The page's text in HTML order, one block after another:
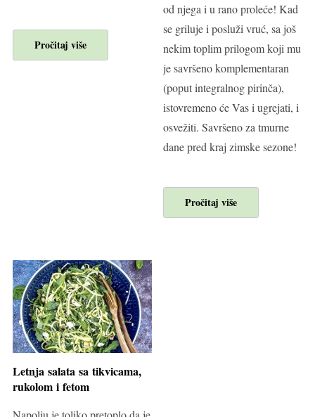
Pročitaj više
od njega i u rano proleće! Kad
se griluje i posluži vruć, sa još
nekim toplim prilogom koji mu
je savršeno komplementaran
(poput integralnog pirinča),
istovremeno će Vas i ugrejati, i
osvežiti. Savršeno za tmurne
dane pred kraj zimske sezone!
Pročitaj više
Letnja salata sa tikvicama,
rukolom i fetom